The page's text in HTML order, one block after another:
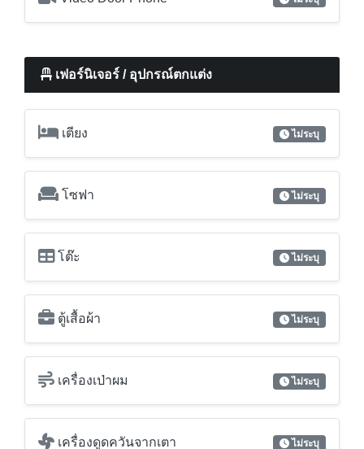
โซฟา
โต๊ะ ไม่ระบุ
ตู้เสื้อผ้า ไม่ระบุ
เครื่องเป่าผม ไม่ระบุ
เครื่องดูดควันจากเตา ไม่ระบุ
ทีวี ไม่ระบุ
ตู้เย็น ไม่ระบุ